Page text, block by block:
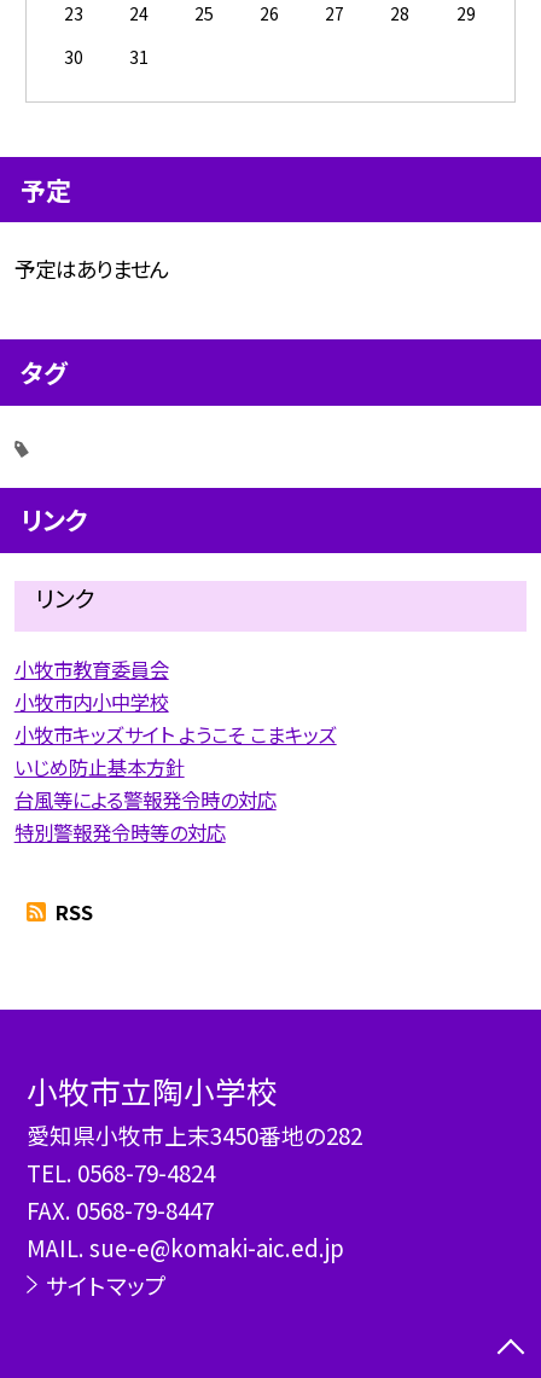
23
24 25 26 27 28
29
30
31
予定
予定はありません
タグ
リンク
リンク
小牧市教育委員会
小牧市内小中学校
小牧市キッズサイト ようこそ こまキッズ
いじめ防止基本方針
台風等による警報発令時の対応
特別警報発令時等の対応
RSS
小牧市立陶小学校
愛知県小牧市上末3450番地の282
TEL. 0568-79-4824
FAX. 0568-79-8447
MAIL. sue-e@komaki-aic.ed.jp
サイトマップ